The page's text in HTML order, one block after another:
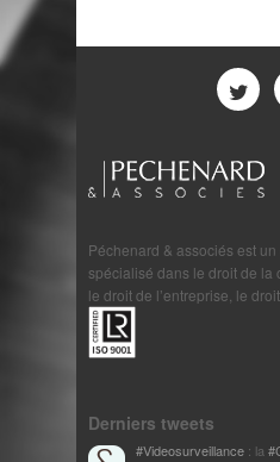
Péchenard & associés est un
spécialisé dans le droit de la
le droit de l’entreprise, le
Derniers tweets
#Videosurveillance : la